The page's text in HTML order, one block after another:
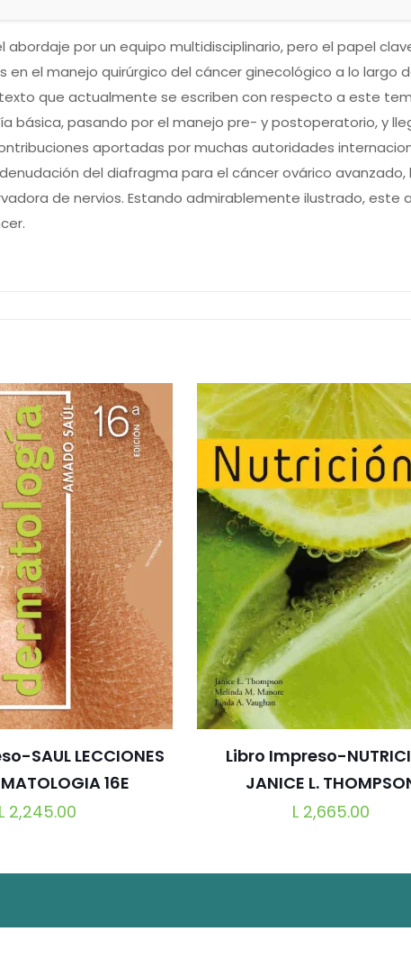
por un equipo multidisciplinario, pero el papel
en el manejo quirúrgico del cáncer ginecológico a lo
que actualmente se escriben con respecto a este
básica, pasando por el manejo pre- y postoperatorio, y
aportadas por muchas autoridades
del diafragma para el cáncer ovárico
de nervios. Estando admirablemente ilustrado, este
ginecológicas.
pélvica sistemática: el método Graz.
de Okabayashi.
ginecológica.
cáncer ginecológico.
para pacientes con cáncer ginecológico.
del cáncer ginecológico.
del cáncer ovárico.
y vaginal.
SAUL LECCIONES
16E
L 2,245.00
Libro Impreso-
JANICE L.
L 2,665.00